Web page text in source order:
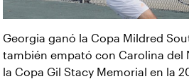
Georgia ganó la Copa Mildred
también empató con Carolina del
la Copa Gil Stacy Memorial en la